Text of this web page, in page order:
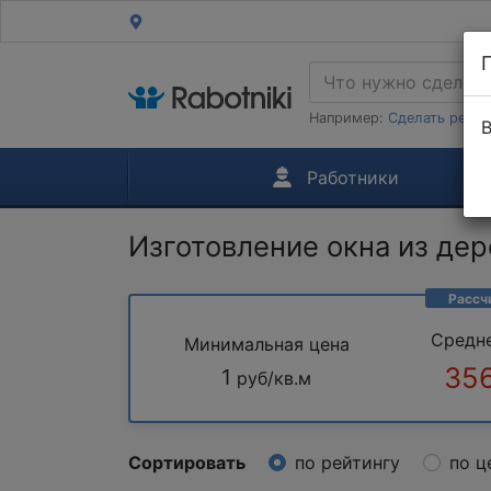
Например: Сделать
Работники
Изготовление окна из
Минимальная цена
1 руб/кв.м
Сортировать по рейтингу по